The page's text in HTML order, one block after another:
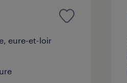
eure-et-loir